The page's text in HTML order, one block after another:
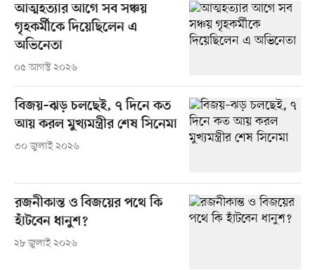
আত্মহত্যার আগে সব সঞ্চয়
গৃহকর্মীকে দিয়েছিলেন এ
অভিনেতা
০৫ আগস্ট ২০২৬
বিজয়–ঝড় চলছেই, ৭ দিনে কত
আয় করল মুখ্যমন্ত্রীর শেষ সিনেমা
৩০ জুলাই ২০২৬
রজনীকান্ত ও বিজয়ের পথে কি
হাঁটবেন ধানুশ?
২৮ জুলাই ২০২৬